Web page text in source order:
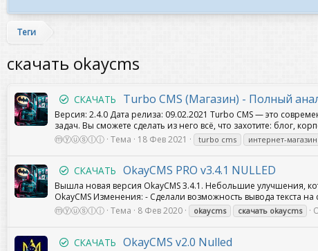
Теги
скачать okaycms
СКАЧАТЬ Turbo CMS (Магазин) - Полный
Версия: 2.4.0 Дата релиза: 09.02.2021 Turbo CMS — это
задач. Вы сможете сделать из него всё, что захотите: блог,
ⓜⓨⓤⓢⓛⓘ Тема 18 Фев 2021 turbo cms интернет-
СКАЧАТЬ OkayCMS PRO v3.4.1 NULLED
Вышла новая версия OkayCMS 3.4.1. Небольшие улучшения,
OkayCMS Изменения: - Сделали возможность вывода текста
ⓜⓨⓤⓢⓛⓘ Тема 8 Фев 2020 okaycms скачать okaycms
СКАЧАТЬ OkayCMS v2.0 Nulled